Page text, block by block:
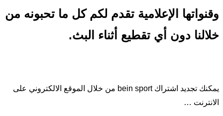
وقنواتها الإعلامية تقدم لكم كل ما تحبونه من
خلالنا دون أي تقطيع أثناء البث.
يمكنك تجديد اشتراك bein sport من خلال الموقع الالكتروني على
الانترنت …